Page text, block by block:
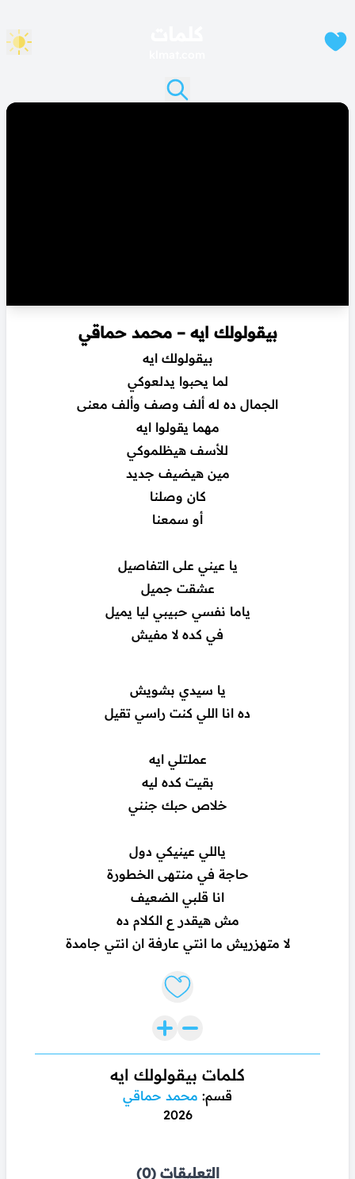
بيقولولك ايه – محمد حماقي
بيقولولك ايه
لما يحبوا يدلعوكي
الجمال ده له ألف وصف وألف معنى
مهما يقولوا ايه
للأسف هيظلموكي
مين هيضيف جديد
كان وصلنا
أو سمعنا
يا عيني على التفاصيل
عشقت جميل
ياما نفسي حبيبي ليا يميل
في كده لا مفيش
يا سيدي بشويش
ده انا اللي كنت راسي تقيل
عملتلي ايه
بقيت كده ليه
خلاص حبك جنني
ياللي عينيكي دول
حاجة في منتهى الخطورة
انا قلبي الضعيف
مش هيقدر ع الكلام ده
لا متهزريش ما انتي عارفة ان انتي جامدة
Like lyrics
كلمات بيقولولك ايه
قسم: محمد حماقي
2026
التعليقات (0)